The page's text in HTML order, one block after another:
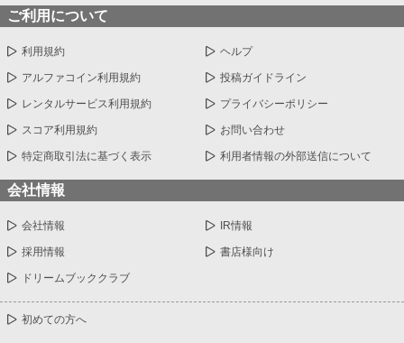
ご利用について
利用規約 ヘルプ
アルファコイン利用規約 投稿ガイドライン
レンタルサービス利用規約 プライバシーポリシー
スコア利用規約 お問い合わせ
特定商取引法に基づく表示 利用者情報の外部送信について
会社情報
会社情報 IR情報
採用情報 書店様向け
ドリームブッククラブ
初めての方へ